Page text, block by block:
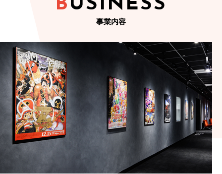
BUSINESS
事業内容